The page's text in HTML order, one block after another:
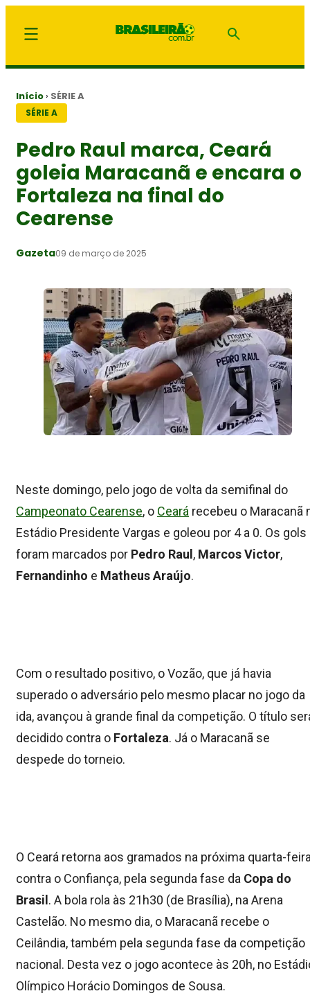
Início › SÉRIE A
SÉRIE A
Pedro Raul marca, Ceará
goleia Maracanã e encara o
Fortaleza na final do
Cearense
Gazeta09 de março de 2025
Neste domingo, pelo jogo de volta da semifinal do
Campeonato Cearense, o Ceará recebeu o Maracanã
Estádio Presidente Vargas e goleou por 4 a 0. Os gols
foram marcados por Pedro Raul , MarcosVictor,
Fernandinho e Matheus Araújo.
Com o resultado positivo, o Vozão, que já havia
superado o adversário pelo mesmo placar no jogo da
ida, avançou à grande final da competição. O título
decidido contra o Fortaleza. Já o Maracanã se
despede do torneio.
O Ceará retorna aos gramados na próxima quarta-
contra o Confiança, pela segunda fase da Copa do
Brasil . A bola rola às 21h30 (de Brasília), na Arena
Castelão. No mesmo dia, o Maracanã recebe o
Ceilândia, também pela segunda fase da competição
nacional. Desta vez o jogo acontece às 20h, no
Olímpico Horácio Domingos de Sousa.